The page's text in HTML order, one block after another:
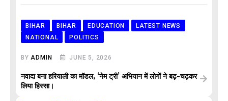
BIHAR BIHAR EDUCATION
LATEST NEWS
NATIONAL
POLITICS
BYADMIN JUNE 5, 2026
नवादा बना हरियाली का मॉडल, ‘नेम ट्री’ अभियान में लोगों ने बढ़-चढ़कर
लिया हिस्सा।